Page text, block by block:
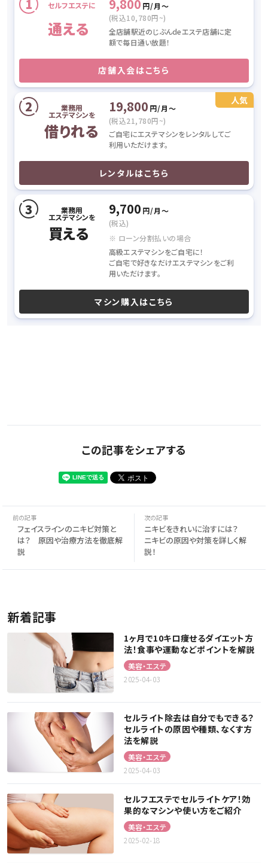
セルフエステに
通える
9,800 円/月〜
(税込10,780円~)
全店舗駅近のじぶんdeエステ店舗に定
額で毎日通い放題！
店舗入会はこちら
業務用
エステマシンを
借りれる
19,800 円/月〜
(税込21,780円~)
ご自宅にエステマシンをレンタルしてご
利用いただけます。
レンタルはこちら
業務用
エステマシンを
買える
9,700 円/月〜
(税込)
※ ローン分割払いの場合
高級エステマシンをご自宅に！
ご自宅で好きなだけエステマシンをご利
用いただけます。
マシン購入はこちら
この記事をシェアする
フェイスラインのニキビ対策と
は？ 原因や治療方法を徹底解
説
ニキビをきれいに治すには？
ニキビの原因や対策を詳しく解
説！
新着記事
1ヶ月で10キロ痩せるダイエット方
法！食事や運動などポイントを解説
美容・エステ
2025-04-03
セルライト除去は自分でもできる？
セルライトの原因や種類、なくす方
法を解説
美容・エステ
2025-04-03
セルフエステでセルライトケア！効
果的なマシンや使い方をご紹介
美容・エステ
2025-02-18